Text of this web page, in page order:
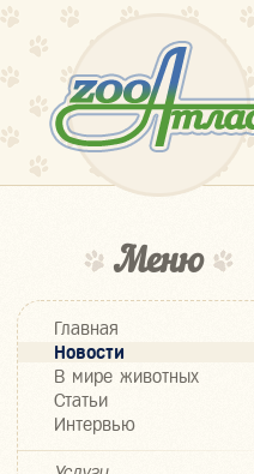
Меню
Главная
Новости
В мире животных
Статьи
Интервью